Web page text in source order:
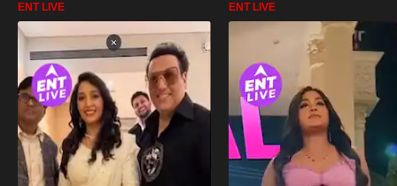
ENT LIVE ENT LIVE